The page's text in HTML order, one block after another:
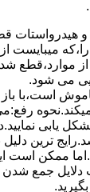
و
میبایست
موارد،ﻗﻄﻊ
می شود.
ﺧﺎﻣﻮش اﺳﺖ،ﺑﺎ
یابی
ترین
ممکن است
دلایل جمع شدن